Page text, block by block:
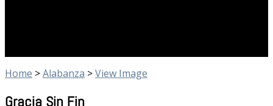
Home >Alabanza >View Image
Gracia Sin Fin